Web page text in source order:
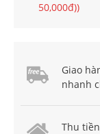
50,000đ))
Giao
nhanh
Thu